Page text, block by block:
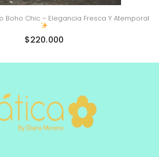
Boho Chic – Elegancia Fresca Y Atemporal
$220.000